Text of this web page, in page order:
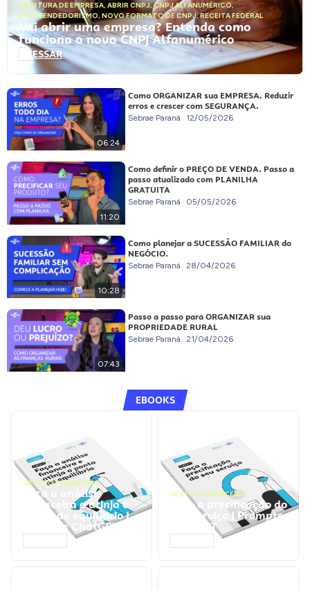
ABERTURA DE EMPRESA, ABRIR CNPJ,CNPJ ALFANUMÉRICO,
EMPREENDEDORISMO, NOVO FORMATO DE CNPJ,RECEITA FEDERAL
Vai abrir uma empresa? Entenda como
funciona o novo CNPJ Alfanumérico
ACESSAR
06:24
Como ORGANIZAR sua EMPRESA. Reduzir
erros e crescer com SEGURANÇA.
Sebrae Paraná 12/05/2026
11:20
Como definir o PREÇO DE VENDA. Passo a
passo atualizado com PLANILHA
GRATUITA
Sebrae Paraná 05/05/2026
10:28
Como planejar a SUCESSÃO FAMILIAR do
NEGÓCIO.
Sebrae Paraná 28/04/2026
07:43
Passo a passo para ORGANIZAR sua
PROPRIEDADE RURAL
Sebrae Paraná 21/04/2026
EBOOKS
GESTÃO FINANCEIRA
Faça a análise
financeira e atinja o
ponto de equilíbrio |
Prompts ChatGPT
GESTÃO FINANCEIRA
Faça a precificação do
seu serviço | Prompts
ChatGPT